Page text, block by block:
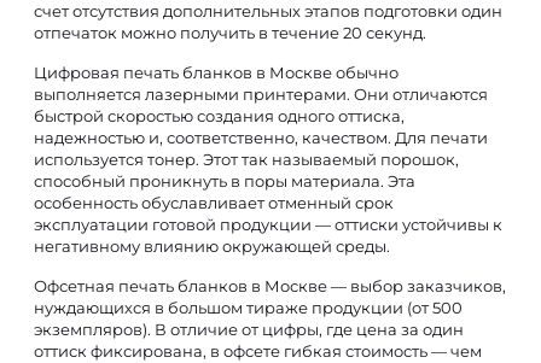
счет отсутствия дополнительных этапов подготовки один
отпечаток можно получить в течение 20 секунд.
Цифровая печать бланков в Москве обычно
выполняется лазерными принтерами. Они отличаются
быстрой скоростью создания одного оттиска,
надежностью и, соответственно, качеством. Для печати
используется тонер. Этот так называемый порошок,
способный проникнуть в поры материала. Эта
особенность обуславливает отменный срок
эксплуатации готовой продукции — оттиски устойчивы к
негативному влиянию окружающей среды.
Офсетная печать бланков в Москве — выбор заказчиков,
нуждающихся в большом тираже продукции (от 500
экземпляров). В отличие от цифры, где цена за один
оттиск фиксирована, в офсете гибкая стоимость — чем